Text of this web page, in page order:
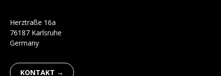
Herztraße 16a
76187 Karlsruhe
Germany
KONTAKT →